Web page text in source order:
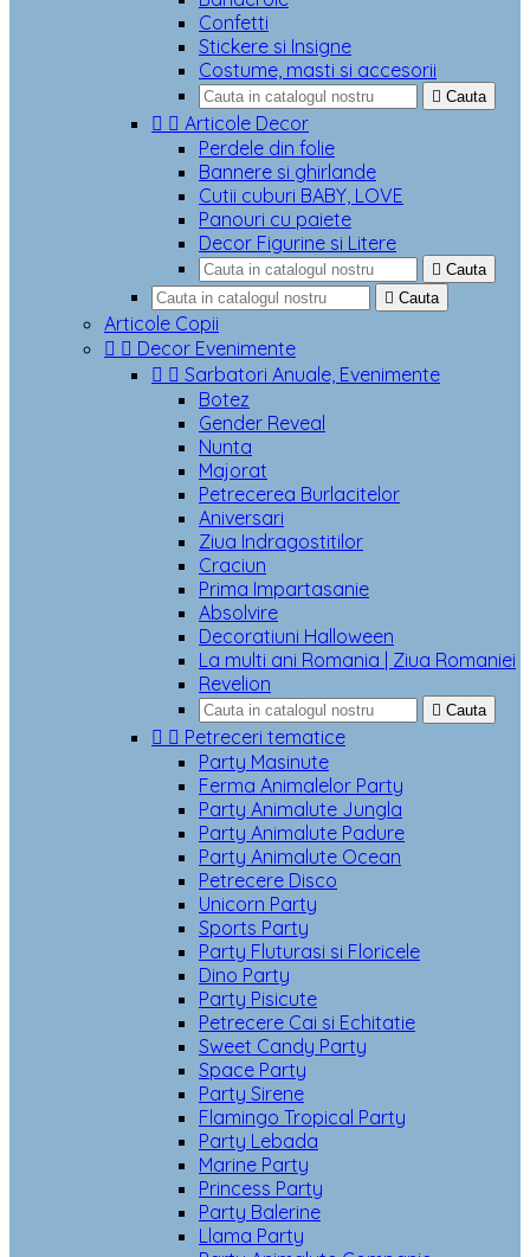
Confetti
Stickere si Insigne
Costume, masti si accesorii
 Cauta
  Articole Decor
Perdele din folie
Bannere si ghirlande
Cutii cuburi BABY, LOVE
Panouri cu paiete
Decor Figurine si Litere
 Cauta
 Cauta
Articole Copii
  Decor Evenimente
  Sarbatori Anuale, Evenimente
Botez
Gender Reveal
Nunta
Majorat
Petrecerea Burlacitelor
Aniversari
Ziua Indragostitilor
Craciun
Prima Impartasanie
Absolvire
Decoratiuni Halloween
La multi ani Romania | Ziua Romaniei
Revelion
 Cauta
  Petreceri tematice
Party Masinute
Ferma Animalelor Party
Party Animalute Jungla
Party Animalute Padure
Party Animalute Ocean
Petrecere Disco
Unicorn Party
Sports Party
Party Fluturasi si Floricele
Dino Party
Party Pisicute
Petrecere Cai si Echitatie
Sweet Candy Party
Space Party
Party Sirene
Flamingo Tropical Party
Party Lebada
Marine Party
Princess Party
Party Balerine
Llama Party